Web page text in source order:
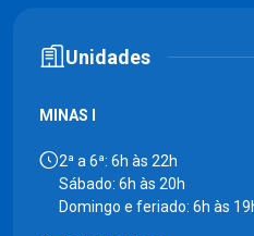
Unidades
MINAS I
2ª a 6ª: 6h às 22h
Sábado: 6h às 20h
Domingo e feriado: 6h às